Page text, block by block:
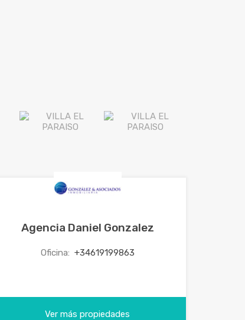
Agencia Daniel Gonzalez
Oficina: +34619199863
Ver más propiedades